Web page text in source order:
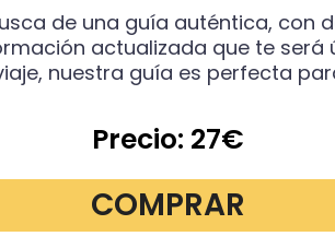
de una guía auténtica, con
actualizada que te será
nuestra guía es perfecta
Precio: 27€
COMPRAR